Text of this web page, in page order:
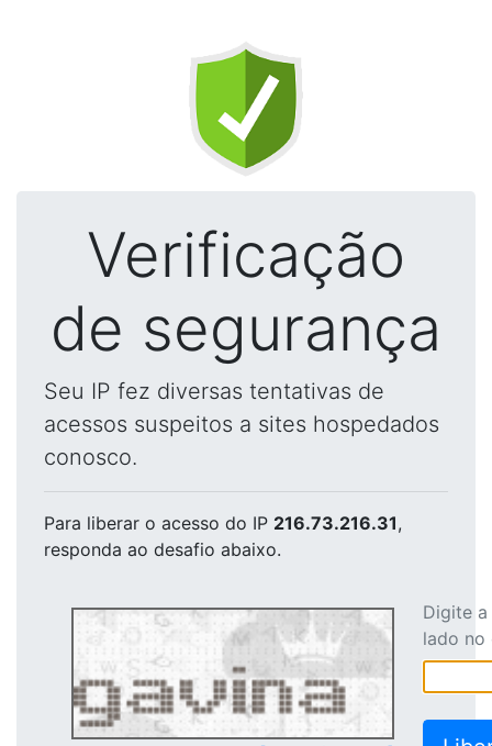
Verificação
de segurança
Seu IP fez diversas tentativas de
acessos suspeitos a sites hospedados
conosco.
Para liberar o acesso do IP 216.73.216.31,
responda ao desafio abaixo.
Digite
lado no